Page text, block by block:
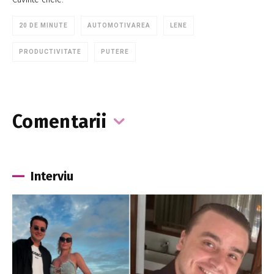
20 DE MINUTE AUTOMOTIVAREA LENE
PRODUCTIVITATE PUTERE
Comentarii
Interviu